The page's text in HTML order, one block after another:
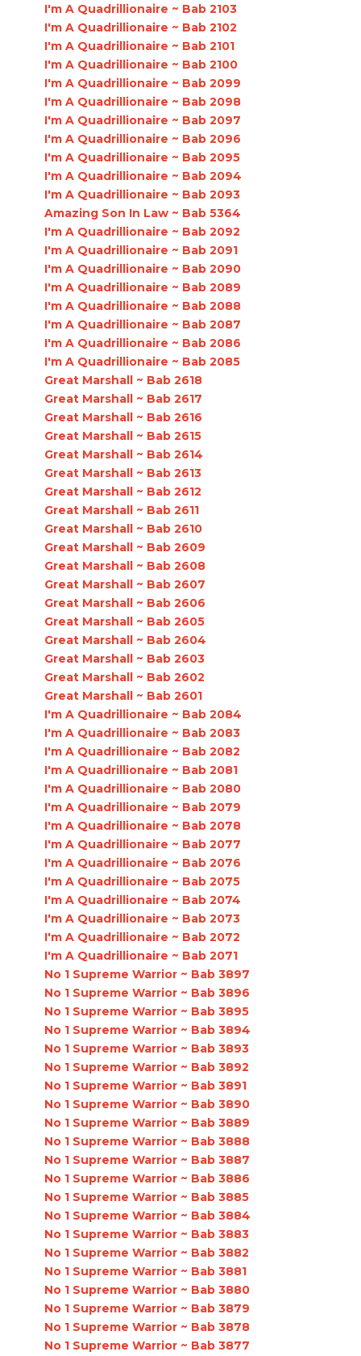
I'm A Quadrillionaire ~ Bab 2103
I'm A Quadrillionaire ~ Bab 2102
I'm A Quadrillionaire ~ Bab 2101
I'm A Quadrillionaire ~ Bab 2100
I'm A Quadrillionaire ~ Bab 2099
I'm A Quadrillionaire ~ Bab 2098
I'm A Quadrillionaire ~ Bab 2097
I'm A Quadrillionaire ~ Bab 2096
I'm A Quadrillionaire ~ Bab 2095
I'm A Quadrillionaire ~ Bab 2094
I'm A Quadrillionaire ~ Bab 2093
Amazing Son In Law ~ Bab 5364
I'm A Quadrillionaire ~ Bab 2092
I'm A Quadrillionaire ~ Bab 2091
I'm A Quadrillionaire ~ Bab 2090
I'm A Quadrillionaire ~ Bab 2089
I'm A Quadrillionaire ~ Bab 2088
I'm A Quadrillionaire ~ Bab 2087
I'm A Quadrillionaire ~ Bab 2086
I'm A Quadrillionaire ~ Bab 2085
Great Marshall ~ Bab 2618
Great Marshall ~ Bab 2617
Great Marshall ~ Bab 2616
Great Marshall ~ Bab 2615
Great Marshall ~ Bab 2614
Great Marshall ~ Bab 2613
Great Marshall ~ Bab 2612
Great Marshall ~ Bab 2611
Great Marshall ~ Bab 2610
Great Marshall ~ Bab 2609
Great Marshall ~ Bab 2608
Great Marshall ~ Bab 2607
Great Marshall ~ Bab 2606
Great Marshall ~ Bab 2605
Great Marshall ~ Bab 2604
Great Marshall ~ Bab 2603
Great Marshall ~ Bab 2602
Great Marshall ~ Bab 2601
I'm A Quadrillionaire ~ Bab 2084
I'm A Quadrillionaire ~ Bab 2083
I'm A Quadrillionaire ~ Bab 2082
I'm A Quadrillionaire ~ Bab 2081
I'm A Quadrillionaire ~ Bab 2080
I'm A Quadrillionaire ~ Bab 2079
I'm A Quadrillionaire ~ Bab 2078
I'm A Quadrillionaire ~ Bab 2077
I'm A Quadrillionaire ~ Bab 2076
I'm A Quadrillionaire ~ Bab 2075
I'm A Quadrillionaire ~ Bab 2074
I'm A Quadrillionaire ~ Bab 2073
I'm A Quadrillionaire ~ Bab 2072
I'm A Quadrillionaire ~ Bab 2071
No 1 Supreme Warrior ~ Bab 3897
No 1 Supreme Warrior ~ Bab 3896
No 1 Supreme Warrior ~ Bab 3895
No 1 Supreme Warrior ~ Bab 3894
No 1 Supreme Warrior ~ Bab 3893
No 1 Supreme Warrior ~ Bab 3892
No 1 Supreme Warrior ~ Bab 3891
No 1 Supreme Warrior ~ Bab 3890
No 1 Supreme Warrior ~ Bab 3889
No 1 Supreme Warrior ~ Bab 3888
No 1 Supreme Warrior ~ Bab 3887
No 1 Supreme Warrior ~ Bab 3886
No 1 Supreme Warrior ~ Bab 3885
No 1 Supreme Warrior ~ Bab 3884
No 1 Supreme Warrior ~ Bab 3883
No 1 Supreme Warrior ~ Bab 3882
No 1 Supreme Warrior ~ Bab 3881
No 1 Supreme Warrior ~ Bab 3880
No 1 Supreme Warrior ~ Bab 3879
No 1 Supreme Warrior ~ Bab 3878
No 1 Supreme Warrior ~ Bab 3877